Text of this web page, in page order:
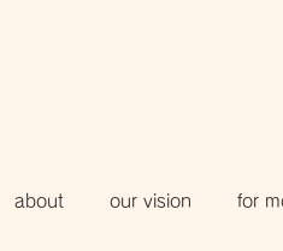
about our vision for